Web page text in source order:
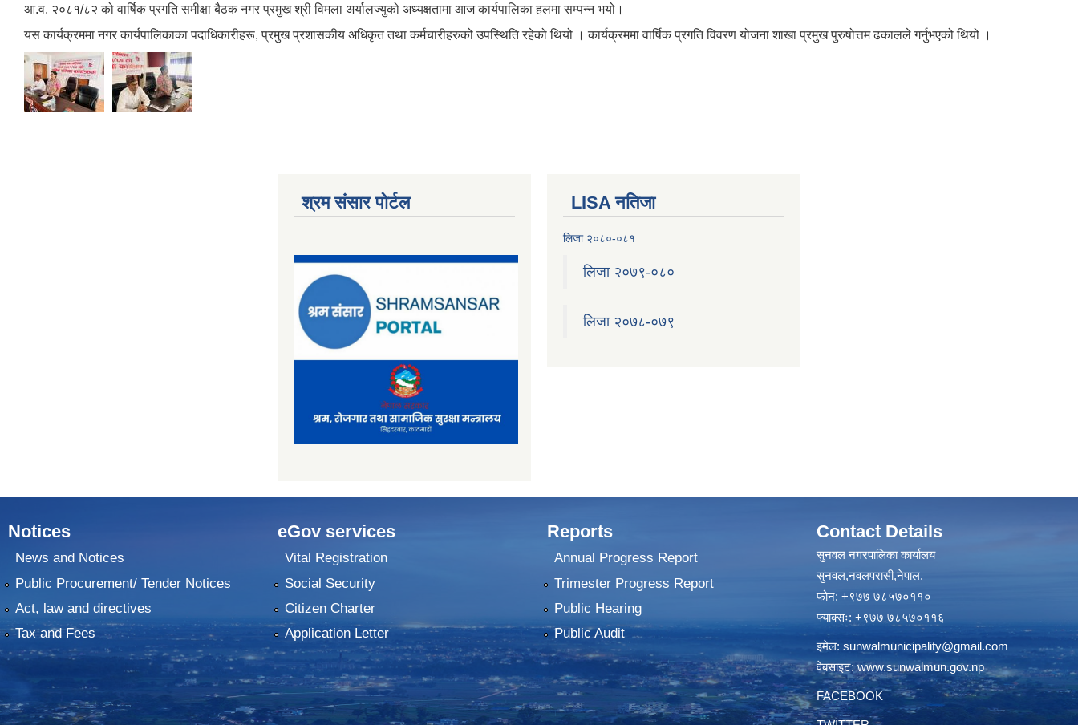
आ.व. २०८१/८२ को वार्षिक प्रगति समीक्षा बैठक नगर प्रमुख श्री विमला अर्यालज्युको अध्यक्षतामा आज कार्यपालिका हलमा सम्पन्न भयो।
यस कार्यक्रममा नगर कार्यपालिकाका पदाधिकारीहरू, प्रमुख प्रशासकीय अधिकृत तथा कर्मचारीहरुको उपस्थिति रहेको थियो । कार्यक्रममा वार्षिक प्रगति विवरण योजना शाखा प्रमुख पुरुषोत्तम ढकालले गर्नुभएको थियो ।
श्रम संसार पोर्टल LISA नतिजा
लिजा २०८०-०८१
लिजा २०७९-०८०
लिजा २०७८-०७९
Notices
News and Notices
Public Procurement/ Tender Notices
Act, law and directives
Tax and Fees
eGov services
Vital Registration
Social Security
Citizen Charter
Application Letter
Reports
Annual Progress Report
Trimester Progress Report
Public Hearing
Public Audit
Contact Details
सुनवल नगरपालिका कार्यालय
सुनवल,नवलपरासी,नेपाल.
फोन: +९७७ ७८५७०११०
फ्याक्सः: +९७७ ७८५७०११६
इमेल: sunwalmunicipality@gmail.com
वेबसाइट:www.sunwalmun.gov.np
FACEBOOK